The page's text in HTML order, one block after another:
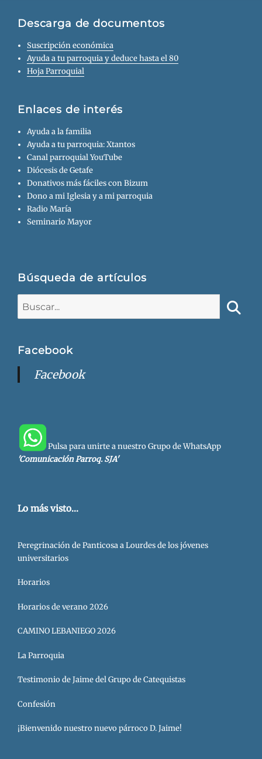
Descarga de documentos
Suscripción económica
Ayuda a tu parroquia y deduce hasta el 80
Hoja Parroquial
Enlaces de interés
Ayuda a la familia
Ayuda a tu parroquia: Xtantos
Canal parroquial YouTube
Diócesis de Getafe
Donativos más fáciles con Bizum
Dono a mi Iglesia y a mi parroquia
Radio María
Seminario Mayor
Búsqueda de artículos
Facebook
Facebook
Pulsa para unirte a nuestro Grupo de WhatsApp
'Comunicación Parroq. SJA'
Lo más visto...
Peregrinación de Panticosa a Lourdes de los jóvenes
universitarios
Horarios
Horarios de verano 2026
CAMINO LEBANIEGO 2026
La Parroquia
Testimonio de Jaime del Grupo de Catequistas
Confesión
¡Bienvenido nuestro nuevo párroco D. Jaime!